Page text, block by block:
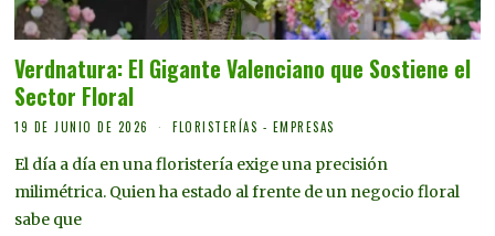
Verdnatura: El Gigante Valenciano que Sostiene el
Sector Floral
19 DE JUNIO DE 2026 FLORISTERÍAS - EMPRESAS
El día a día en una floristería exige una precisión
milimétrica. Quien ha estado al frente de un negocio floral
sabe que